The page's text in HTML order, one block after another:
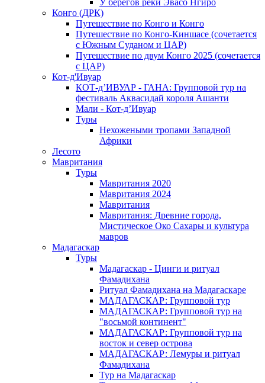
У берегов реки Эвасо Нгиро
Конго (ДРК)
Путешествие по Конго и Конго
Путешествие по Конго-Киншасе (сочетается
с Южным Суданом и ЦАР)
Путешествие по двум Конго 2025 (сочетается
с ЦАР)
Кот-д'Ивуар
КОТ-д’ИВУАР - ГАНА: Групповой тур на
фестиваль Аквасидай короля Ашанти
Мали - Кот-д’Ивуар
Туры
Нехожеными тропами Западной
Африки
Лесото
Мавритания
Туры
Мавритания 2020
Мавритания 2024
Мавритания
Мавритания: Древние города,
Мистическое Око Сахары и культура
мавров
Мадагаскар
Туры
Мадагаскар - Цинги и ритуал
Фамадихана
Ритуал Фамадихана на Мадагаскаре
МАДАГАСКАР: Групповой тур
МАДАГАСКАР: Групповой тур на
"восьмой континент"
МАДАГАСКАР: Групповой тур на
восток и север острова
МАДАГАСКАР: Лемуры и ритуал
Фамадихана
Тур на Мадагаскар